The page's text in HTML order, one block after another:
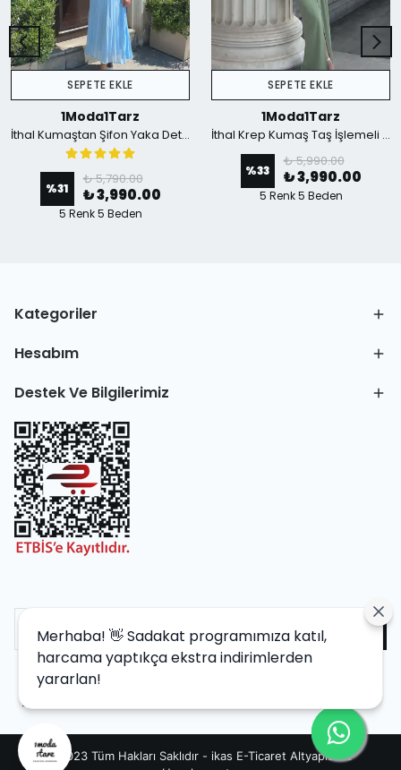
SEPETE EKLE
1Moda1Tarz
İthal Kumaştan Şifon Yaka Detaylı Piliseli Kemerli Astarlı Özel Tasarım Elbise - mavi
%31
₺ 5,790.00
₺ 3,990.00
5 Renk 5 Beden
SEPETE EKLE
1Moda1Tarz
İthal Krep Kumaş Taş İşlemeli Askılı Astarlı Özel Tasarım Yırtmaçlı Maxi Elbise - Yeşil
%33
₺ 5,990.00
₺ 3,990.00
5 Renk 5 Beden
Kategoriler
Hesabım
Destek Ve Bilgilerimiz
©2023 Tüm Hakları Saklıdır - ikas E-Ticaret Altyapısı ile
Merhaba! 👋 Sadakat programımıza katıl,
harcama yaptıkça ekstra indirimlerden
yararlan!